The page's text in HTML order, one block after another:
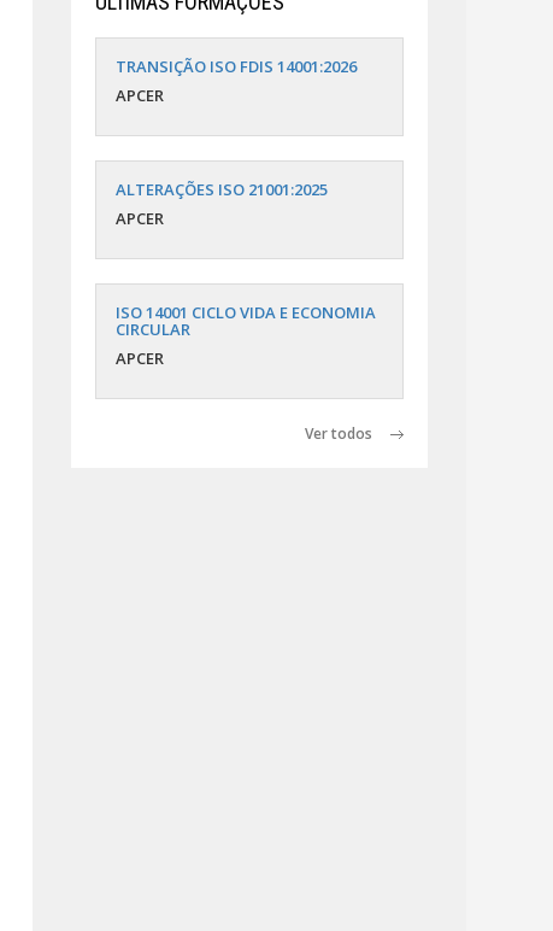
TRANSIÇÃO ISO FDIS 14001:2026
APCER
ALTERAÇÕES ISO 21001:2025
APCER
ISO 14001 CICLO VIDA E ECONOMIA
CIRCULAR
APCER
Ver todos